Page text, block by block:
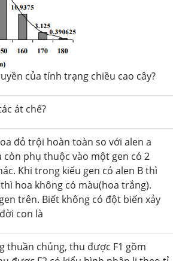
của tính trạng chiều cao cây?
át chế?
đỏ trội hoàn toàn so với alen a
phụ thuộc vào một gen có 2
Khi trong kiểu gen có alen B thì
hoa không có màu(hoa trắng).
trên. Biết không có đột biến xảy
con là
thuần chủng, thu được F1 gồm